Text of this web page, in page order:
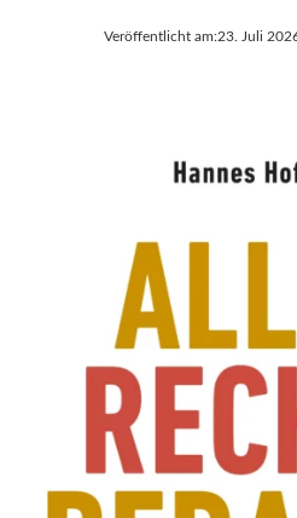
Veröffentlicht am:23. Juli